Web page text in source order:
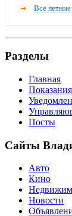
Все
Разделы
Главная
Посты
Сайты
Авто
Кино
Новости